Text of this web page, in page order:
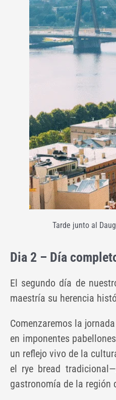
Tarde junto al
Dia 2 – Día
El segundo día de
maestría su herencia
Comenzaremos la
en imponentes
un reflejo vivo de la
el rye bread
gastronomía de la región